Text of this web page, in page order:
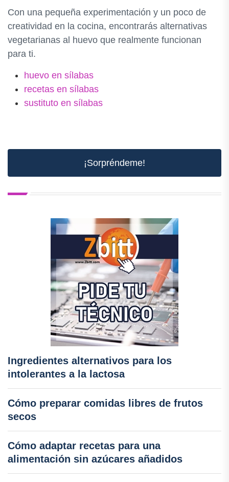
Con una pequeña experimentación y un poco de
creatividad en la cocina, encontrarás alternativas
vegetarianas al huevo que realmente funcionan
para ti.
huevo en sílabas
recetas en sílabas
sustituto en sílabas
¡Sorpréndeme!
Ingredientes alternativos para los
intolerantes a la lactosa
Cómo preparar comidas libres de frutos
secos
Cómo adaptar recetas para una
alimentación sin azúcares añadidos